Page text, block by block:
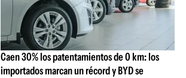
Caen 30% los patentamientos de 0 km: los
importados marcan un récord y BYD se